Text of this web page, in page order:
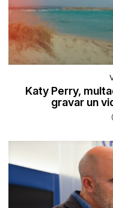
Katy Perry,
gravar un